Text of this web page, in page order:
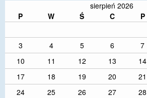
sierpień 2026
P
W Ś C P
3
4 5 6 7
10
11 12 13 14
17
18 19 20 21
24
25 26 27 28